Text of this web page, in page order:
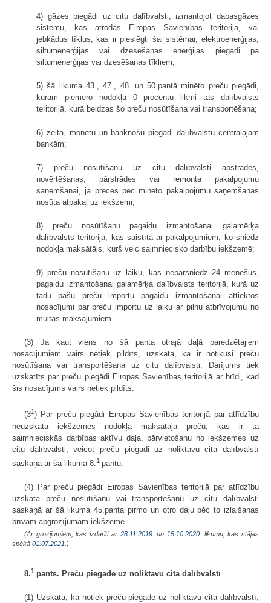
4) gāzes piegādi uz citu dalībvalsti, izmantojot dabasgāzes
sistēmu, kas atrodas Eiropas Savienības teritorijā, vai
jebkādus tīklus, kas ir pieslēgti šai sistēmai, elektroenerģijas,
siltumenerģijas vai dzesēšanas enerģijas piegādi pa
siltumenerģijas vai dzesēšanas tīkliem;
5) šā likuma 43., 47., 48. un 50.pantā minēto preču piegādi,
kurām piemēro nodokļa 0 procentu likmi tās dalībvalsts
teritorijā, kurā beidzas šo preču nosūtīšana vai transportēšana;
6) zelta, monētu un banknošu piegādi dalībvalstu centrālajām
bankām;
7) preču nosūtīšanu uz citu dalībvalsti apstrādes,
novērtēšanas, pārstrādes vai remonta pakalpojumu
saņemšanai, ja preces pēc minēto pakalpojumu saņemšanas
nosūta atpakaļ uz iekšzemi;
8) preču nosūtīšanu pagaidu izmantošanai galamērķa
dalībvalsts teritorijā, kas saistīta ar pakalpojumiem, ko sniedz
nodokļa maksātājs, kurš veic saimniecisko darbību iekšzemē;
9) preču nosūtīšanu uz laiku, kas nepārsniedz 24 mēnešus,
pagaidu izmantošanai galamērķa dalībvalsts teritorijā, kurā uz
tādu pašu preču importu pagaidu izmantošanai attiektos
nosacījumi par preču importu uz laiku ar pilnu atbrīvojumu no
muitas maksājumiem.
(3) Ja kaut viens no šā panta otrajā daļā paredzētajiem
nosacījumiem vairs netiek pildīts, uzskata, ka ir notikusi preču
nosūtīšana vai transportēšana uz citu dalībvalsti. Darījums tiek
uzskatīts par preču piegādi Eiropas Savienības teritorijā ar brīdi, kad
šis nosacījums vairs netiek pildīts.
(31) Par preču piegādi Eiropas Savienības teritorijā par atlīdzību
neuzskata iekšzemes nodokļa maksātāja preču, kas ir tā
saimnieciskās darbības aktīvu daļa, pārvietošanu no iekšzemes uz
citu dalībvalsti, veicot preču piegādi uz noliktavu citā dalībvalstī
saskaņā ar šā likuma 8.1 pantu.
(4) Par preču piegādi Eiropas Savienības teritorijā par atlīdzību
uzskata preču nosūtīšanu vai transportēšanu uz citu dalībvalsti
saskaņā ar šā likuma 45.panta pirmo un otro daļu pēc to izlaišanas
brīvam apgrozījumam iekšzemē.
(Ar grozījumiem, kas izdarīti ar 28.11.2019. un 15.10.2020. likumu, kas stājas
spēkā 01.07.2021. )
8.1 pants. Preču piegāde uz noliktavu citā dalībvalstī
(1) Uzskata, ka notiek preču piegāde uz noliktavu citā dalībvalstī,